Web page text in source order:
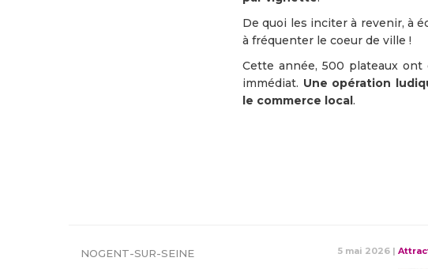
De quoi les inciter à revenir, à
à fréquenter le coeur de ville !
Cette année, 500 plateaux
immédiat. Une opération
le commerce local.
NOGENT-SUR-SEINE 5 mai 2026 |